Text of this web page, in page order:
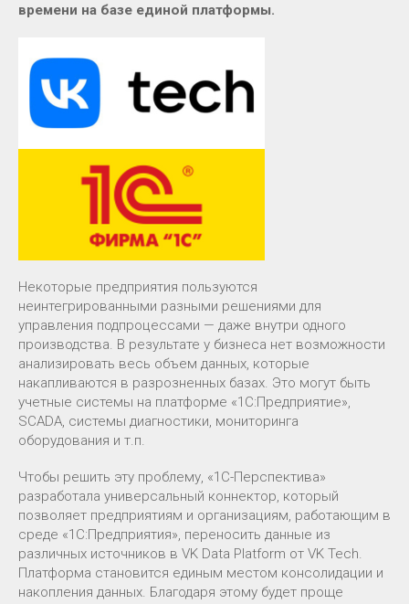
времени на базе единой платформы.
Некоторые предприятия пользуются
неинтегрированными разными решениями для
управления подпроцессами — даже внутри одного
производства. В результате у бизнеса нет возможности
анализировать весь объем данных, которые
накапливаются в разрозненных базах. Это могут быть
учетные системы на платформе «1С:Предприятие»,
SCADA, системы диагностики, мониторинга
оборудования и т.п.
Чтобы решить эту проблему, «1С-Перспектива»
разработала универсальный коннектор, который
позволяет предприятиям и организациям, работающим в
среде «1С:Предприятия», переносить данные из
различных источников в VK Data Platform от VK Tech.
Платформа становится единым местом консолидации и
накопления данных. Благодаря этому будет проще